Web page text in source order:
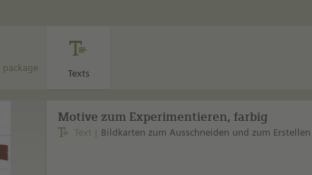
Texts
Motive zum Experimentieren, farbig
Text Bildkarten zum Ausschneiden und zum